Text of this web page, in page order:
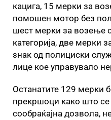
кацига, 15 мерки за
помошен мотор без
шест мерки за возење
категорија, две мерки
знак од полициски
лице кое управувало
Останатите 129 мерки
прекршоци како што
сообраќајна дозвола,